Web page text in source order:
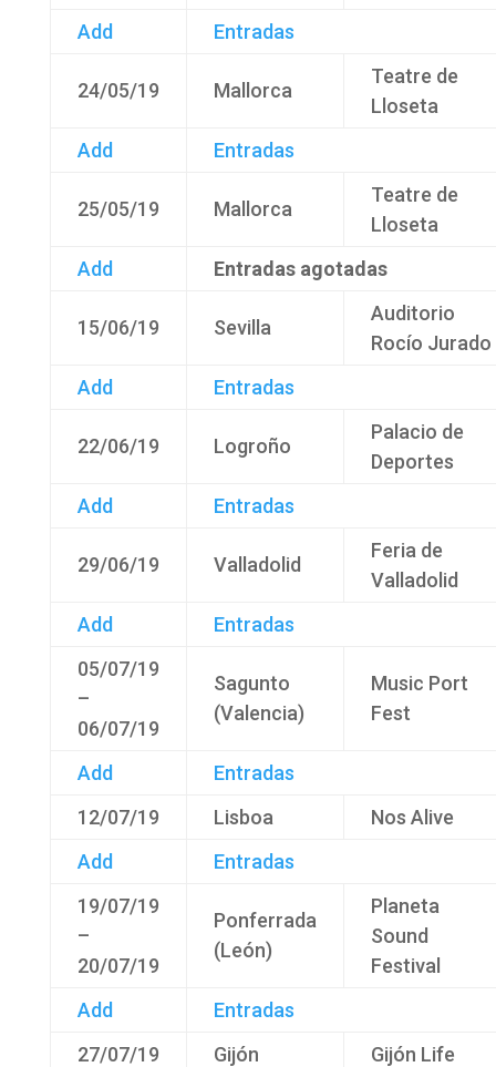
Add Entradas
24/05/19 Mallorca
Teatre de
Lloseta
Add
Entradas
25/05/19 Mallorca
Teatre de
Lloseta
Add
Entradas agotadas
15/06/19 Sevilla
Auditorio
Rocío Jurado
Add
Entradas
22/06/19 Logroño
Palacio de
Deportes
Add
Entradas
29/06/19 Valladolid
Feria de
Valladolid
Add
Entradas
05/07/19
–
06/07/19
Sagunto
(Valencia)
Music Port
Fest
Add
Entradas
12/07/19
Lisboa
Nos Alive
Add
Entradas
19/07/19
–
20/07/19
Ponferrada
(León)
Planeta
Sound
Festival
Add
Entradas
27/07/19
Gijón
Gijón Life